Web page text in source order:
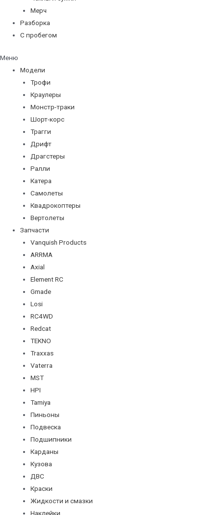
Мерч
Разборка
С пробегом
Меню
Модели
Трофи
Краулеры
Монстр-траки
Шорт-корс
Трагги
Дрифт
Драгстеры
Ралли
Катера
Самолеты
Квадрокоптеры
Вертолеты
Запчасти
Vanquish Products
ARRMA
Axial
Element RC
Gmade
Losi
RC4WD
Redcat
TEKNO
Traxxas
Vaterra
MST
HPI
Tamiya
Пиньоны
Подвеска
Подшипники
Карданы
Кузова
ДВС
Краски
Жидкости и смазки
Наклейки